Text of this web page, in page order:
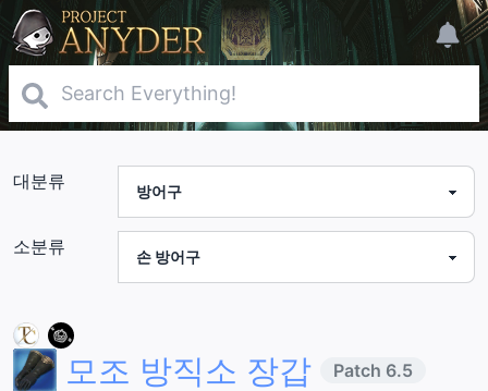
대분류
소분류
모조 방직소 장갑 Patch 6.5